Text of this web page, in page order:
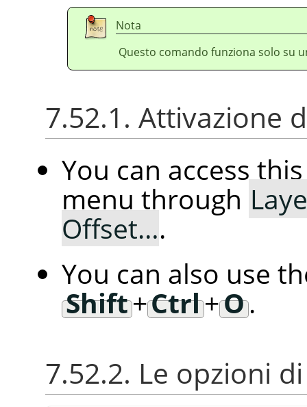
Nota
Questo comando funziona solo su
7.52.1. Attivazione
You can access
menu through
Offset….
You can also use
Shift+Ctrl+O.
7.52.2. Le opzioni